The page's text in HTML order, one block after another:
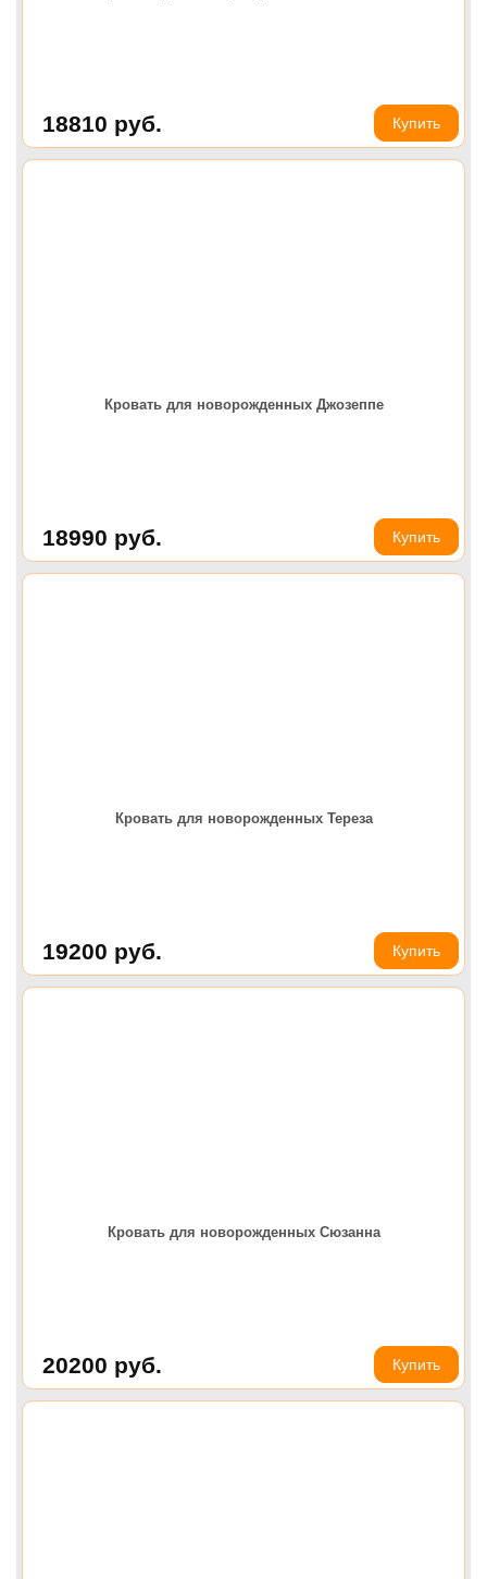
18810 руб. Купить
Кровать для новорожденных Джозеппе
18990 руб. Купить
Кровать для новорожденных Тереза
19200 руб. Купить
Кровать для новорожденных Сюзанна
20200 руб. Купить